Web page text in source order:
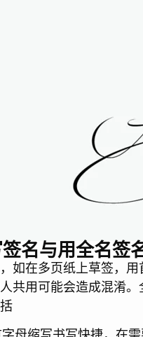
名与用全名签
如在多页纸上草签，
共用可能会造成混淆